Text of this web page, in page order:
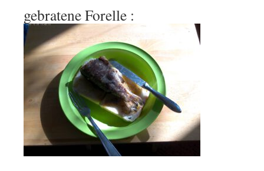
gebratene Forelle :